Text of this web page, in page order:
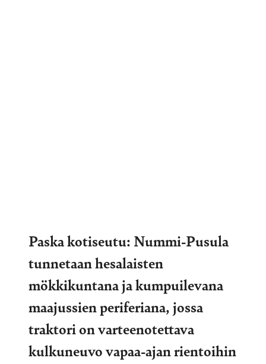
Paska kotiseutu: Nummi-Pusula
tunnetaan hesalaisten
mökkikuntana ja kumpuilevana
maajussien periferiana, jossa
traktori on varteenotettava
kulkuneuvo vapaa-ajan rientoihin